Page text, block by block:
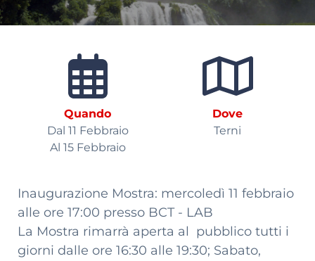
Quando
Dal 11 Febbraio
Al 15 Febbraio
Dove
Terni
Inaugurazione Mostra: mercoledì 11 febbraio
alle ore 17:00 presso BCT - LAB
La Mostra rimarrà aperta al pubblico tutti i
giorni dalle ore 16:30 alle 19:30; Sabato,